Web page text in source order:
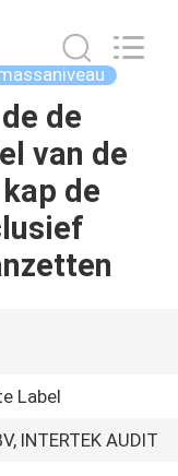
de
van de
de
Label
INTERTEK AUDIT